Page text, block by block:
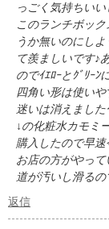
っごく気持ちいい
このランチボッ
うか無いのにし
て羨ましいです♪
のでｲｴﾛｰとｸﾞﾘｰﾝ
四角い形は使い
迷いは消えまし
↓の化粧水カモミ
購入したので早
お店の方がやっ
道が汚いし滑る
返信